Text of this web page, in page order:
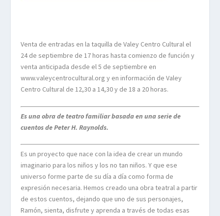
Venta de entradas en la taquilla de Valey Centro Cultural el
24 de septiembre de 17 horas hasta comienzo de función y
venta anticipada desde el 5 de septiembre en
www.valeycentrocultural.org y en información de Valey
Centro Cultural de 12,30 a 14,30 y de 18 a 20 horas.
Es una obra de teatro familiar basada en una serie de
cuentos de Peter H. Raynolds.
Es un proyecto que nace con la idea de crear un mundo
imaginario para los niños y los no tan niños. Y que ese
universo forme parte de su día a día como forma de
expresión necesaria. Hemos creado una obra teatral a partir
de estos cuentos, dejando que uno de sus personajes,
Ramón, sienta, disfrute y aprenda a través de todas esas